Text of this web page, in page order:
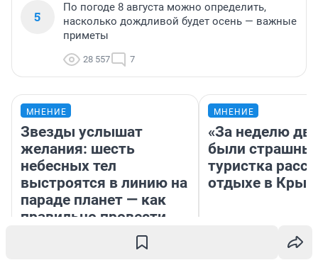
5
По погоде 8 августа можно определить,
насколько дождливой будет осень — важные
приметы
28 557 7
МНЕНИЕ
Звезды услышат
желания: шесть
небесных тел
выстроятся в линию на
параде планет — как
правильно провести
МНЕНИЕ
«За неделю
были
туристка
отдыхе в